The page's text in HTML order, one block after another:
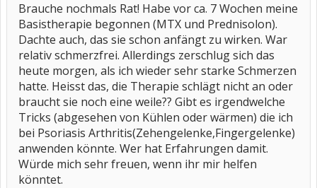
Brauche nochmals Rat! Habe vor ca. 7 Wochen meine
Basistherapie begonnen (MTX und Prednisolon).
Dachte auch, das sie schon anfängt zu wirken. War
relativ schmerzfrei. Allerdings zerschlug sich das
heute morgen, als ich wieder sehr starke Schmerzen
hatte. Heisst das, die Therapie schlägt nicht an oder
braucht sie noch eine weile?? Gibt es irgendwelche
Tricks (abgesehen von Kühlen oder wärmen) die ich
bei Psoriasis Arthritis(Zehengelenke,Fingergelenke)
anwenden könnte. Wer hat Erfahrungen damit.
Würde mich sehr freuen, wenn ihr mir helfen
könntet.